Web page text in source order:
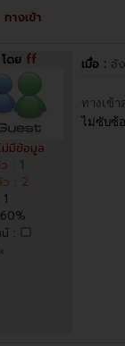
ทางเข้า
โดยff
ม่มีข้อมูล
1
2
:
เมื่อ : อั
ทางเข้
ไม่ซับซ้